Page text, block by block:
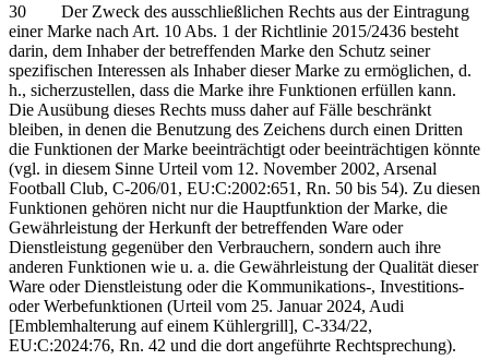
30 Der Zweck des ausschließlichen Rechts aus der Eintragung
einer Marke nach Art. 10 Abs. 1 der Richtlinie 2015/2436 besteht
darin, dem Inhaber der betreffenden Marke den Schutz seiner
spezifischen Interessen als Inhaber dieser Marke zu ermöglichen, d.
h., sicherzustellen, dass die Marke ihre Funktionen erfüllen kann.
Die Ausübung dieses Rechts muss daher auf Fälle beschränkt
bleiben, in denen die Benutzung des Zeichens durch einen Dritten
die Funktionen der Marke beeinträchtigt oder beeinträchtigen könnte
(vgl. in diesem Sinne Urteil vom 12. November 2002, Arsenal
Football Club, C‑206/01, EU:C:2002:651, Rn. 50 bis 54). Zu diesen
Funktionen gehören nicht nur die Hauptfunktion der Marke, die
Gewährleistung der Herkunft der betreffenden Ware oder
Dienstleistung gegenüber den Verbrauchern, sondern auch ihre
anderen Funktionen wie u. a. die Gewährleistung der Qualität dieser
Ware oder Dienstleistung oder die Kommunikations‑, Investitions-
oder Werbefunktionen (Urteil vom 25. Januar 2024, Audi
[Emblemhalterung auf einem Kühlergrill], C‑334/22,
EU:C:2024:76, Rn. 42 und die dort angeführte Rechtsprechung).